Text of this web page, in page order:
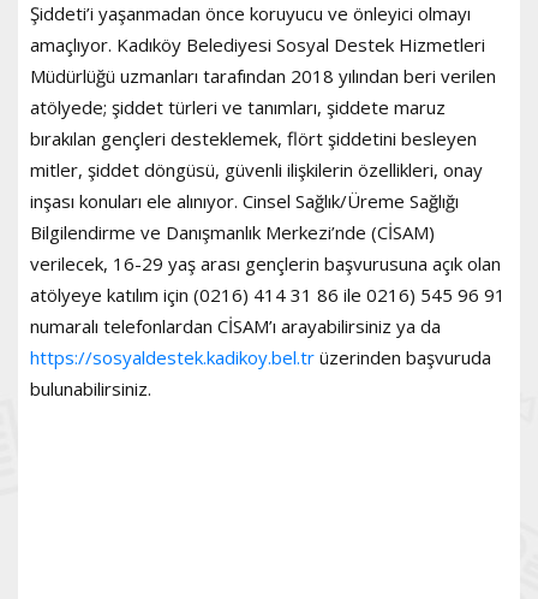
Şiddeti’i yaşanmadan önce koruyucu ve önleyici olmayı
amaçlıyor. Kadıköy Belediyesi Sosyal Destek Hizmetleri
Müdürlüğü uzmanları tarafından 2018 yılından beri verilen
atölyede; şiddet türleri ve tanımları, şiddete maruz
bırakılan gençleri desteklemek, flört şiddetini besleyen
mitler, şiddet döngüsü, güvenli ilişkilerin özellikleri, onay
inşası konuları ele alınıyor. Cinsel Sağlık/Üreme Sağlığı
Bilgilendirme ve Danışmanlık Merkezi’nde (CİSAM)
verilecek, 16-29 yaş arası gençlerin başvurusuna açık olan
atölyeye katılım için (0216) 414 31 86 ile 0216) 545 96 91
numaralı telefonlardan CİSAM’ı arayabilirsiniz ya da
https://sosyaldestek.kadikoy.bel.tr üzerinden başvuruda
bulunabilirsiniz.